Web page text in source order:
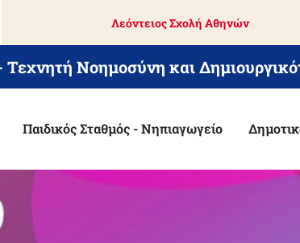
Λεόντειος Σχολή Αθηνών
Νοημοσύνη και
Παιδικός Σταθμός - Νηπιαγωγείο